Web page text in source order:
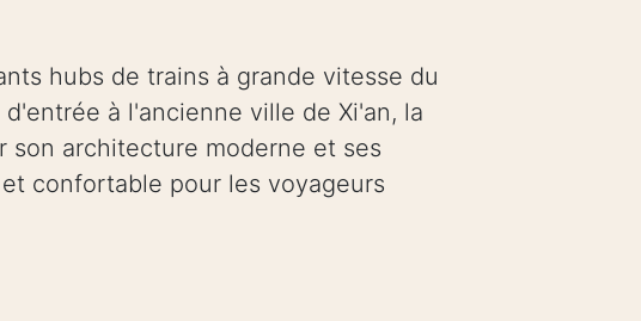
hubs de trains à grande vitesse du
à l'ancienne ville de Xi'an, la
son architecture moderne et ses
confortable pour les voyageurs